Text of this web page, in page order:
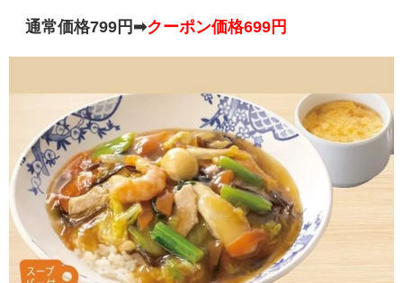
通常価格799円➡クーポン価格699円